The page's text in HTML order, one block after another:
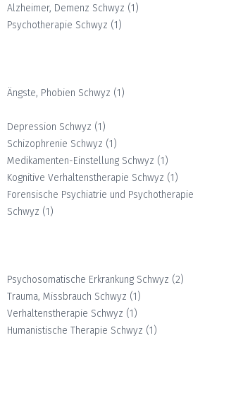
Alzheimer, Demenz Schwyz (1)
Psychotherapie Schwyz (1)
Ängste, Phobien Schwyz (1)
Depression Schwyz (1)
Schizophrenie Schwyz (1)
Medikamenten-Einstellung Schwyz (1)
Kognitive Verhaltenstherapie Schwyz (1)
Forensische Psychiatrie und Psychotherapie
Schwyz (1)
Psychosomatische Erkrankung Schwyz (2)
Trauma, Missbrauch Schwyz (1)
Verhaltenstherapie Schwyz (1)
Humanistische Therapie Schwyz (1)